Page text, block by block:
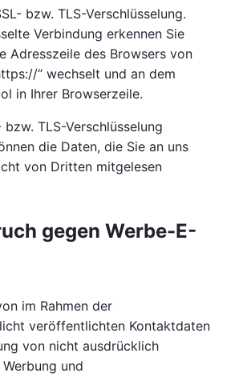
bzw. TLS-Verschlüsselung.
Verbindung erkennen Sie
Adresszeile des Browsers von
“ wechselt und an dem
in Ihrer Browserzeile.
bzw. TLS-Verschlüsselung
die Daten, die Sie an uns
von Dritten mitgelesen
gegen Werbe-E-
im Rahmen der
veröffentlichten Kontaktdaten
von nicht ausdrücklich
und